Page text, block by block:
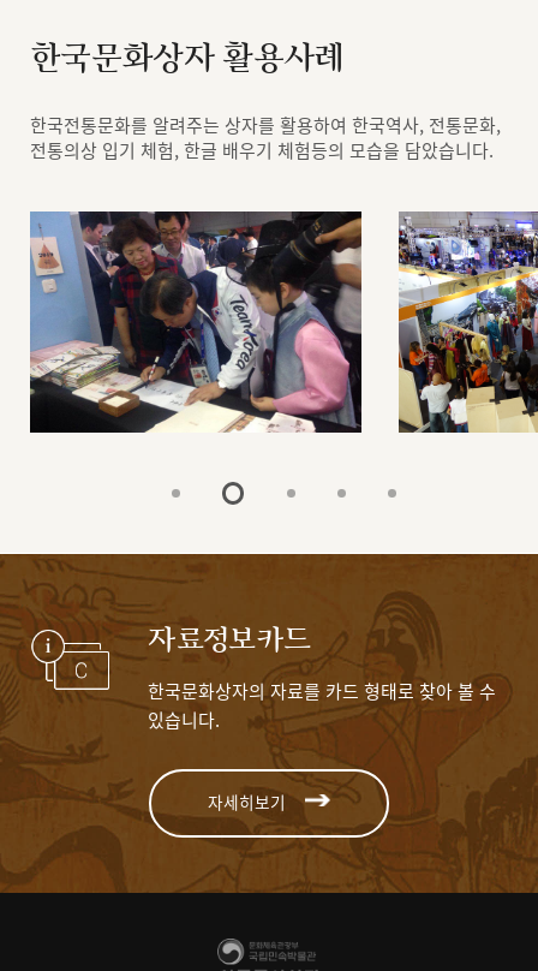
한국문화상자 활용사례
한국전통문화를 알려주는 상자를 활용하여 한국역사, 전통문화,
전통의상 입기 체험, 한글 배우기 체험등의 모습을 담았습니다.
자료정보카드
한국문화상자의 자료를 카드 형태로 찾아 볼 수
있습니다.
자세히보기